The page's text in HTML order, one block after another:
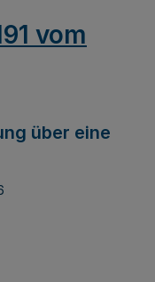
vom
über eine